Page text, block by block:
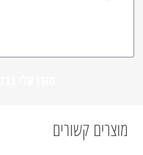
מוצרים קשורים